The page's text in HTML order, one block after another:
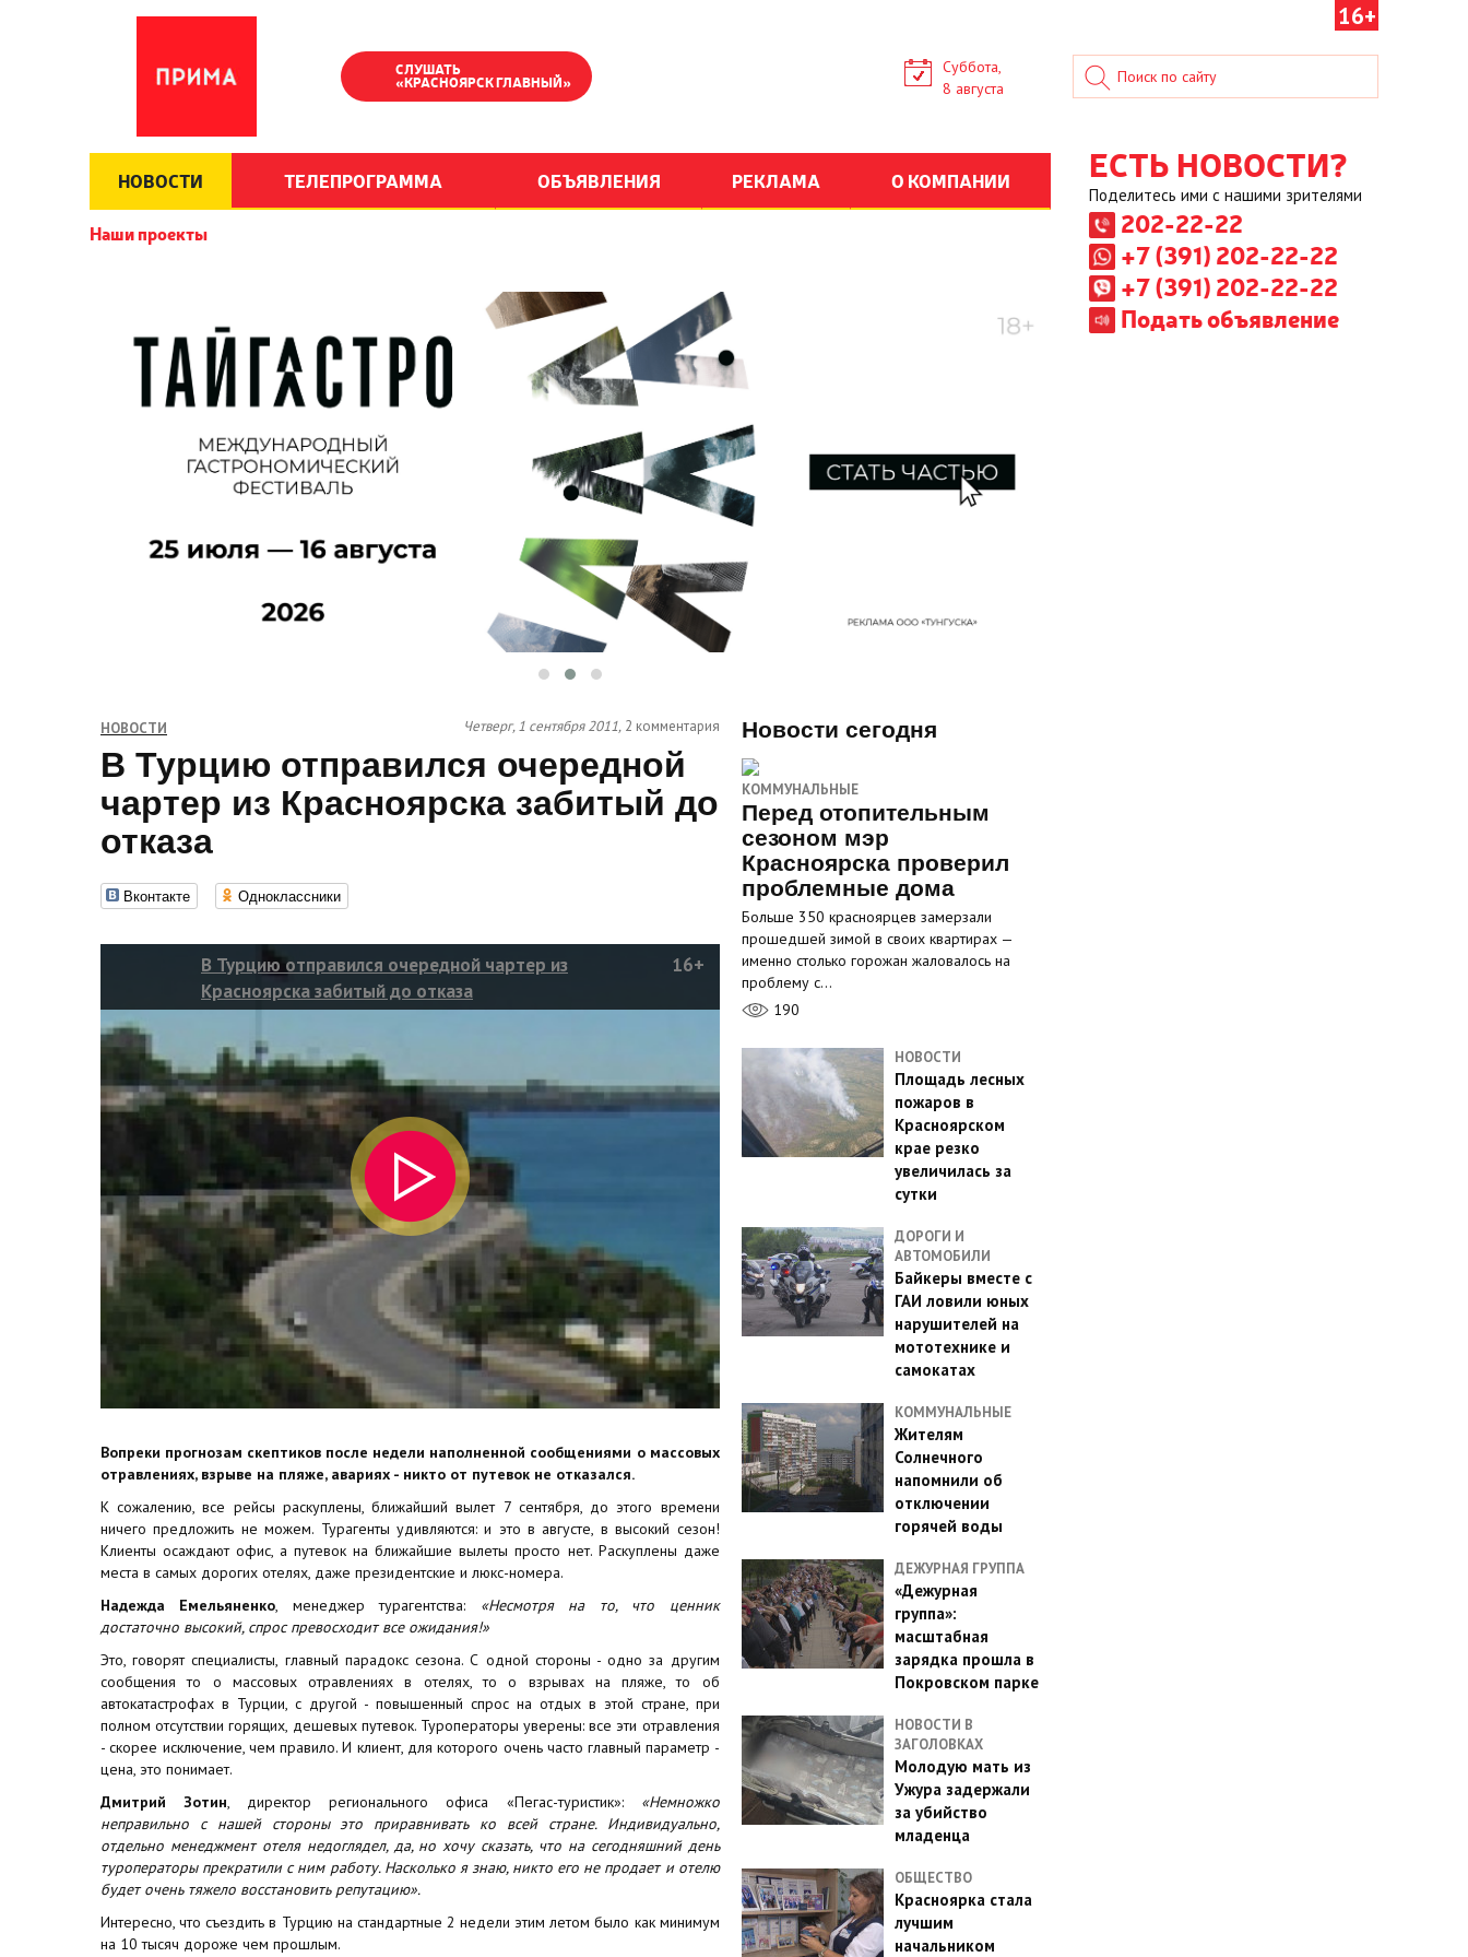
16+
СЛУШАТЬ
«КРАСНОЯРСК ГЛАВНЫЙ»
Суббота,
8 августа
НОВОСТИ ТЕЛЕПРОГРАММА ОБЪЯВЛЕНИЯ РЕКЛАМА О КОМПАНИИ
Наши проекты
ЕСТЬ НОВОСТИ?
Поделитесь ими с нашими зрителями
202-22-22
+7 (391) 202-22-22
+7 (391) 202-22-22
Подать объявление
НОВОСТИ Четверг, 1 сентября 2011, 2 комментария
В Турцию отправился очередной
чартер из Красноярска забитый до
отказа
Вконтакте Одноклассники
В Турцию отправился очередной чартер из
Красноярска забитый до отказа
16+
Вопреки прогнозам скептиков после недели наполненной сообщениями о массовых
отравлениях, взрыве на пляже, авариях - никто от путевок не отказался.
К сожалению, все рейсы раскуплены, ближайший вылет 7 сентября, до этого времени
ничего предложить не можем. Турагенты удивляются: и это в августе, в высокий сезон!
Клиенты осаждают офис, а путевок на ближайшие вылеты просто нет. Раскуплены даже
места в самых дорогих отелях, даже президентские и люкс-номера.
Надежда Емельяненко, менеджер турагентства: «Несмотря на то, что ценник
достаточно высокий, спрос превосходит все ожидания!»
Это, говорят специалисты, главный парадокс сезона. С одной стороны - одно за другим
сообщения то о массовых отравлениях в отелях, то о взрывах на пляже, то об
автокатастрофах в Турции, с другой - повышенный спрос на отдых в этой стране, при
полном отсутствии горящих, дешевых путевок. Туроператоры уверены: все эти отравления
- скорее исключение, чем правило. И клиент, для которого очень часто главный параметр -
цена, это понимает.
Дмитрий Зотин, директор регионального офиса «Пегас-туристик»: «Немножко
неправильно с нашей стороны это приравнивать ко всей стране. Индивидуально,
отдельно менеджмент отеля недоглядел, да, но хочу сказать, что на сегодняшний день
туроператоры прекратили с ним работу. Насколько я знаю, никто его не продает и отелю
будет очень тяжело восстановить репутацию».
Интересно, что съездить в Турцию на стандартные 2 недели этим летом было как минимум
на 10 тысяч дороже чем прошлым.
Новости сегодня
КОММУНАЛЬНЫЕ
Перед отопительным
сезоном мэр
Красноярска проверил
проблемные дома
Больше 350 красноярцев замерзали
прошедшей зимой в своих квартирах —
именно столько горожан жаловалось на
проблему с…
190
НОВОСТИ
Площадь лесных
пожаров в
Красноярском
крае резко
увеличилась за
сутки
ДОРОГИ И
АВТОМОБИЛИ
Байкеры вместе с
ГАИ ловили юных
нарушителей на
мототехнике и
самокатах
КОММУНАЛЬНЫЕ
Жителям
Солнечного
напомнили об
отключении
горячей воды
ДЕЖУРНАЯ ГРУППА
«Дежурная
группа»:
масштабная
зарядка прошла в
Покровском парке
НОВОСТИ В
ЗАГОЛОВКАХ
Молодую мать из
Ужура задержали
за убийство
младенца
ОБЩЕСТВО
Красноярка стала
лучшим
начальником